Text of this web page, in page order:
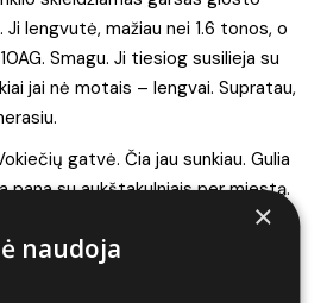
lengvutė, mažiau nei 1.6 tonos, o
Smagu. Ji tiesiog susilieja su
jai nė motais – lengvai. Supratau,
gatvė. Čia jau sunkiau. Gulia
pana su aukštakulniais per miestą.
jai sekasi. Tikrai jaučia visus
akys ją lydi žvilgsniu.
×
naudoja